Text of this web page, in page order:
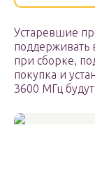
Устаревшие
поддерживать
при сборке,
покупка и
3600 МГц